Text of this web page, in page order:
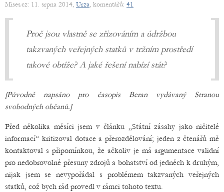
Mises.cz: 11. srpna 2014, Urza, komentářů: 41
Proč jsou vlastně se zřizováním a údržbou
takzvaných veřejných statků v tržním prostředí
takové obtíže? A jaké řešení nabízí stát?
[Původně napsáno pro časopis Beran vydávaný Stranou
svobodných občanů.]
Před několika měsíci jsem v článku „Státní zásahy jako ničitelé
informací“ kritizoval dotace a přerozdělování; jeden z čtenářů mě
kontaktoval s připomínkou, že ačkoliv je má argumentace validní
pro nedobrovolné přesuny zdrojů a bohatství od jedněch k druhým,
nijak jsem se nevypořádal s problémem takzvaných veřejných
statků, což bych rád provedl v rámci tohoto textu.